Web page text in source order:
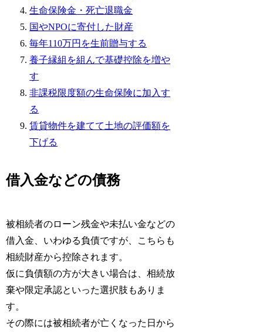
生命保険金・死亡退職金
国やNPOに寄付した財産
毎年110万円を生前贈与する
養子縁組を組んで基礎控除を増や
す
非課税限度額の生命保険に加入す
る
賃貸物件を建てて土地の評価額を
下げる
借入金などの債務
被相続者のローン残金や未払い金などの
借入金、いわゆる負債ですが、こちらも
相続財産から控除されます。
仮に負債額の方が大きい場合は、相続放
棄や限定承認といった選択肢もありま
す。
その際には被相続者が亡くなった日から